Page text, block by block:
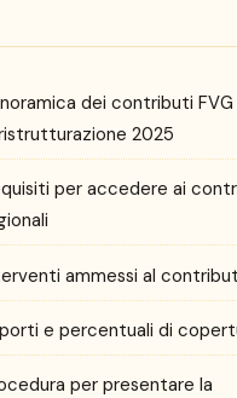
dei contributi
2025
per accedere ai
ammessi al
e percentuali di
per presentare la